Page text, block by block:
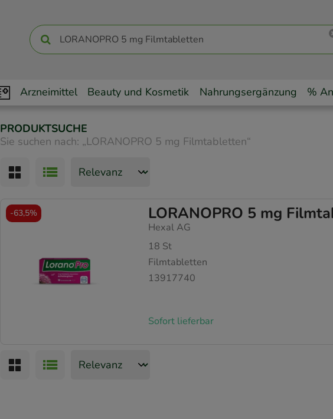
Arzneimittel Beauty und Kosmetik Nahrungsergänzung %
PRODUKTSUCHE
Sie suchen nach: „LORANOPRO 5 mg Filmtabletten“
LORANOPRO 5 mg
Hexal AG
18 St
Filmtabletten
13917740
Sofort lieferbar
-63,5%